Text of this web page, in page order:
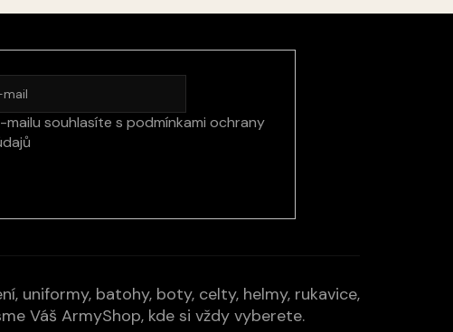
mailu souhlasíte s podmínkami ochrany
uniformy, batohy, boty, celty, helmy, rukavice,
Váš ArmyShop, kde si vždy vyberete.